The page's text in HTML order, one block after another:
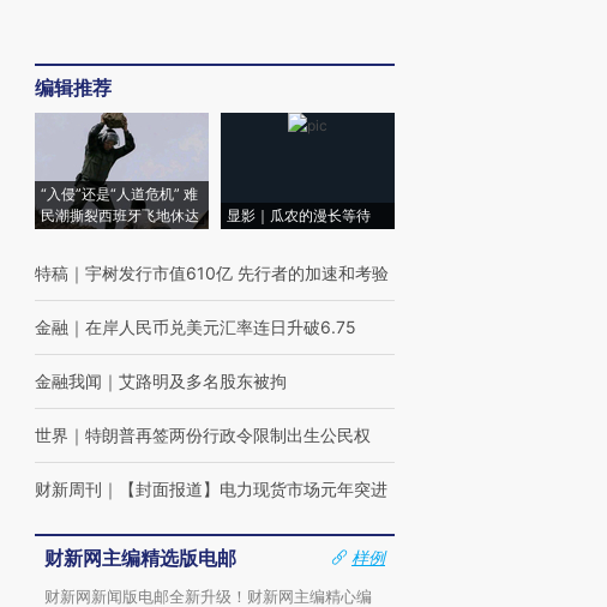
编辑推荐
“入侵”还是“人道危机” 难
民潮撕裂西班牙飞地休达
显影｜瓜农的漫长等待
特稿 ｜ 宇树发行市值610亿 先行者的加速和考验
金融 ｜ 在岸人民币兑美元汇率连日升破6.75
金融我闻 ｜ 艾路明及多名股东被拘
世界 ｜ 特朗普再签两份行政令限制出生公民权
财新周刊 ｜ 【封面报道】电力现货市场元年突进
财新网主编精选版电邮
样例
财新网新闻版电邮全新升级！财新网主编精心编